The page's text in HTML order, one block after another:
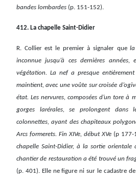
bandes lombardes (p. 151-152).
412. La chapelle Saint-Didier
R. Collier est le premier à signaler que
inconnue jusqu’à ces dernières
végétation. La nef a presque
maintient, avec une voûte sur croisée
état. Les nervures, composées d’un tore à
gorges larérales, se prolongent dans
colonnettes, ayant des chapiteaux
Arcs formerets. Fin XIVe, début XVe (p 177-
chapelle Saint-Didier, à la sortie orientale
chantier de restauration a été trouvé un
(p. 401). Elle ne figure ni sur le cadastre